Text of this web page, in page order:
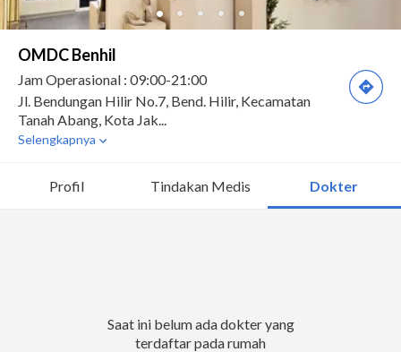
Profil Tindakan Medis Dokter
Saat ini belum ada dokter yang
terdaftar pada rumah